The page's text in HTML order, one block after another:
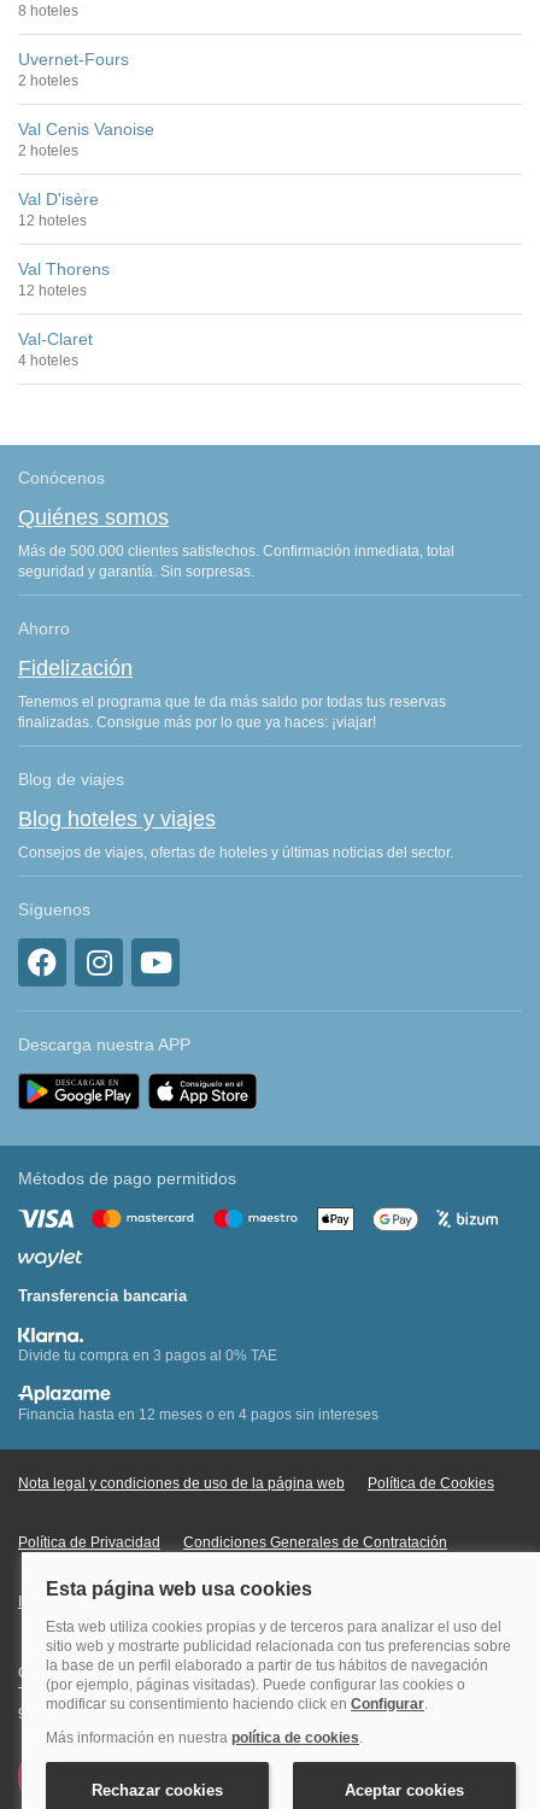
8 hoteles
Uvernet-Fours
2 hoteles
Val Cenis Vanoise
2 hoteles
Val D'isère
12 hoteles
Val Thorens
12 hoteles
Val-Claret
4 hoteles
Conócenos
Quiénes somos
Más de 500.000 clientes satisfechos. Confirmación inmediata, total
seguridad y garantía. Sin sorpresas.
Ahorro
Fidelización
Tenemos el programa que te da más saldo por todas tus reservas
finalizadas. Consigue más por lo que ya haces: ¡viajar!
Blog de viajes
Blog hoteles y viajes
Consejos de viajes, ofertas de hoteles y últimas noticias del sector.
Síguenos
Descarga nuestra APP
Métodos de pago permitidos
Transferencia bancaria
Divide tu compra en 3 pagos al 0% TAE
Financia hasta en 12 meses o en 4 pagos sin intereses
Nota legal y condiciones de uso de la página web Política de Cookies
Política de Privacidad Condiciones Generales de Contratación
Información Legal sobre Mercados en Línea
Quehoteles.com - Especialistas en hoteles © Copyright Veturis Travel S.A.
Todos los derechos reservados. Autorización nº I-AV0000879.4 Tel: +34
915759999